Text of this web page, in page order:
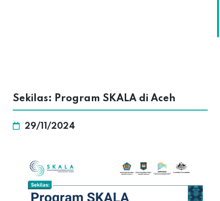
Sekilas: Program SKALA di Aceh
29/11/2024